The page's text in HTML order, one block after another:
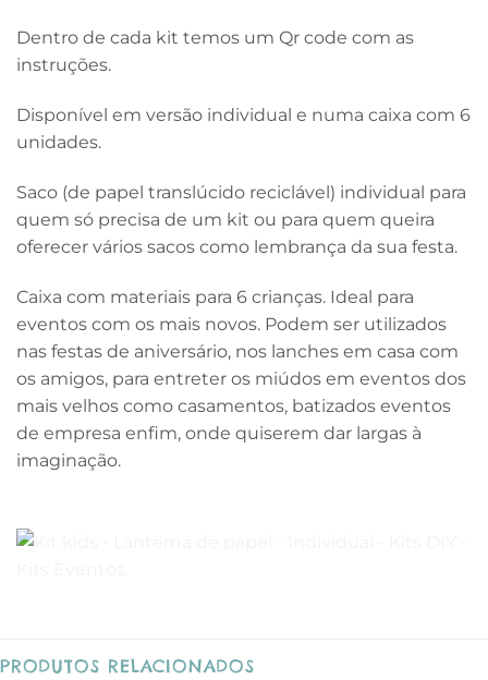
Dentro de cada kit temos um Qr code com as
instruções.
Disponível em versão individual e numa caixa com 6
unidades.
Saco (de papel translúcido reciclável) individual para
quem só precisa de um kit ou para quem queira
oferecer vários sacos como lembrança da sua festa.
Caixa com materiais para 6 crianças. Ideal para
eventos com os mais novos. Podem ser utilizados
nas festas de aniversário, nos lanches em casa com
os amigos, para entreter os miúdos em eventos dos
mais velhos como casamentos, batizados eventos
de empresa enfim, onde quiserem dar largas à
imaginação.
PRODUTOS RELACIONADOS